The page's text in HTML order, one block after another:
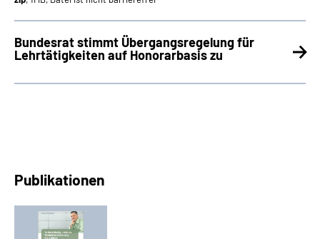
Bundesrat stimmt Übergangsregelung für
Lehrtätigkeiten auf Honorarbasis zu
Publikationen